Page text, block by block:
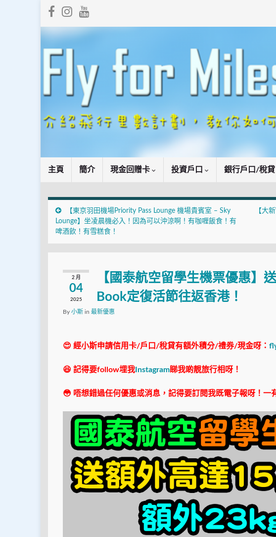
主頁 簡介 現金回贈卡 投資戶口 銀行戶口/稅貸
【東京羽田機場Priority Pass Lounge 機場貴賓室 – Sky
Lounge】坐凌晨機必入！因為可以沖涼啊！有咖喱飯食！有
啤酒飲！有雪糕食！
【大
2 月
04
2025
【國泰航空留學生機票優惠】
Book定復活節往返香港！
By 小斯 in 最新優惠
😍 經小斯申請信用卡/戶口/稅貸有額外積分/禮券/現金呀：
😆 記得要follow埋我 Instagram睇我啲靚旅行相呀！
😳 唔想錯過任何優惠或消息，記得要訂閱我既電子報呀！一